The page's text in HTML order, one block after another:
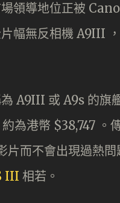
領導地位正被
幅無反相機 A9III
A9III 或 A9s 的旗
為港幣 $38,747 。
而不會出現過熱
III 相若。